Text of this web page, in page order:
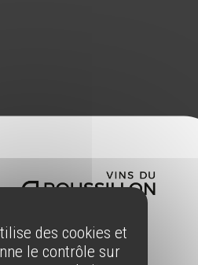
LÉGAL
des cookies et
le contrôle sur